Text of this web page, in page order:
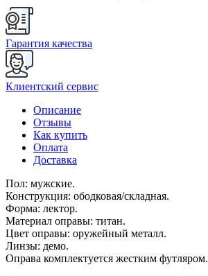
Гарантия качества
Клиентский сервис
Описание
Отзывы
Как купить
Оплата
Доставка
Пол: мужские.
Конструкция: ободковая/складная.
Форма: лектор.
Материал оправы: титан.
Цвет оправы: оружейный металл.
Линзы: демо.
Оправа комплектуется жестким футляром.